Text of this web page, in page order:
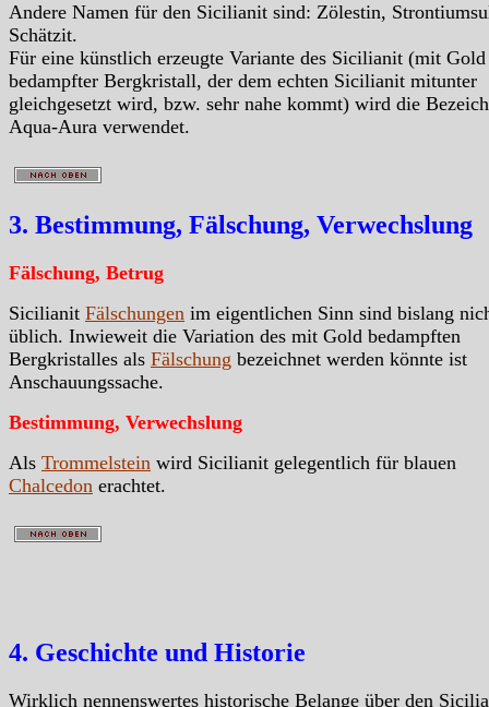
Andere Namen für den Sicilianit sind: Zölestin,
Schätzit.
Für eine künstlich erzeugte Variante des Sicilianit (mit Gold
bedampfter Bergkristall, der dem echten Sicilianit mitunter
gleichgesetzt wird, bzw. sehr nahe kommt) wird die
Aqua-Aura verwendet.
3. Bestimmung, Fälschung, Verwechslung
Fälschung, Betrug
Sicilianit Fälschungen im eigentlichen Sinn sind bislang
üblich. Inwieweit die Variation des mit Gold bedampften
Bergkristalles als Fälschung bezeichnet werden könnte ist
Anschauungssache.
Bestimmung, Verwechslung
Als Trommelstein wird Sicilianit gelegentlich für blauen
Chalcedon erachtet.
4. Geschichte und Historie
Wirklich nennenswertes historische Belange über den